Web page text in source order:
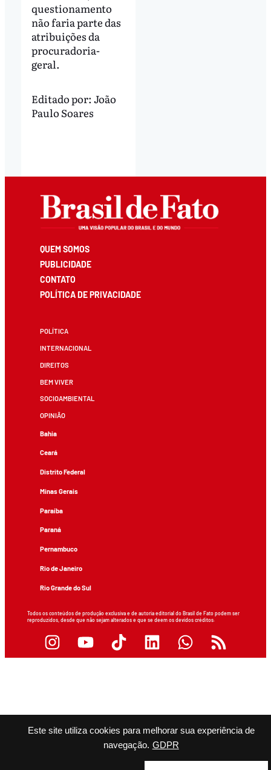
Este site utiliza cookies para melhorar sua experiência de
navegação. GDPR
questionamento
não faria parte das
atribuições da
procuradoria-
geral.
Editado por: João
Paulo Soares
QUEM SOMOS
PUBLICIDADE
CONTATO
POLÍTICA DE PRIVACIDADE
POLÍTICA
INTERNACIONAL
DIREITOS
BEM VIVER
SOCIOAMBIENTAL
OPINIÃO
Bahia
Ceará
Distrito Federal
Minas Gerais
Paraíba
Paraná
Pernambuco
Rio de Janeiro
Rio Grande do Sul
Todos os conteúdos de produção exclusiva e de autoria editorial do Brasil de Fato podem ser
reproduzidos, desde que não sejam alterados e que se deem os devidos créditos.